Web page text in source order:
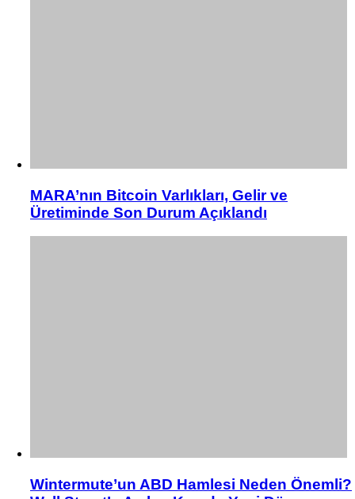
MARA’nın Bitcoin Varlıkları, Gelir ve
Üretiminde Son Durum Açıklandı
Wintermute’un ABD Hamlesi Neden Önemli?